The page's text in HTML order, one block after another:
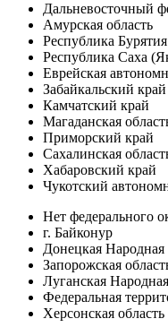
Дальневосточный
Амурская область
Республика Бурятия
Республика Саха
Еврейская
Забайкальский край
Камчатский край
Магаданская
Приморский край
Сахалинская
Хабаровский край
Чукотский
Нет федерального
г. Байконур
Донецкая Народная
Запорожская
Луганская
Федеральная
Херсонская область